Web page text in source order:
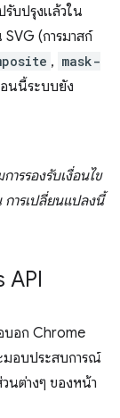
รับปรุงแล้วใน
(การมาสก์
, mask-
นนี้ระบบยัง
ารรองรับเงื่อนไข
การเปลี่ยนแปลงนี้
API
บอก Chrome
มอบประสบการณ์
นต่างๆ ของหน้า